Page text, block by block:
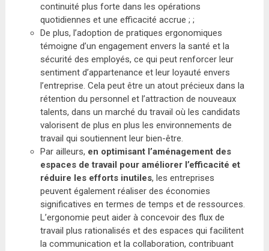
continuité plus forte dans les opérations
quotidiennes et une efficacité accrue ; ;
De plus, l’adoption de pratiques ergonomiques
témoigne d’un engagement envers la santé et la
sécurité des employés, ce qui peut renforcer leur
sentiment d’appartenance et leur loyauté envers
l’entreprise. Cela peut être un atout précieux dans la
rétention du personnel et l’attraction de nouveaux
talents, dans un marché du travail où les candidats
valorisent de plus en plus les environnements de
travail qui soutiennent leur bien-être.
Par ailleurs, en optimisant l’aménagement des
espaces de travail pour améliorer l’efficacité et
réduire les efforts inutiles, les entreprises
peuvent également réaliser des économies
significatives en termes de temps et de ressources.
L’ergonomie peut aider à concevoir des flux de
travail plus rationalisés et des espaces qui facilitent
la communication et la collaboration, contribuant